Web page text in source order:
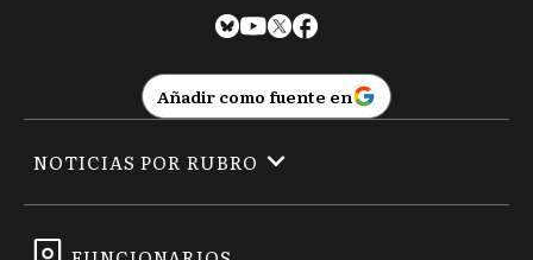
Añadir como fuente en
NOTICIAS POR RUBRO